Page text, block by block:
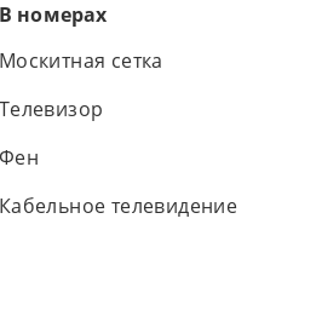
В номерах
Москитная сетка
Телевизор
Фен
Кабельное телевидение